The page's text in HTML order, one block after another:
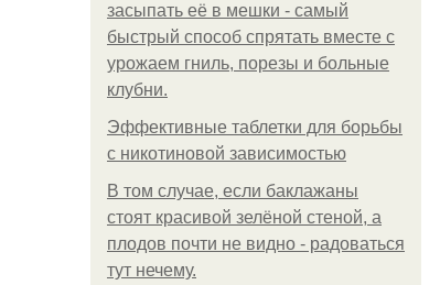
засыпать её в мешки - самый
быстрый способ спрятать вместе с
урожаем гниль, порезы и больные
клубни.
Эффективные таблетки для борьбы
с никотиновой зависимостью
В том случае, если баклажаны
стоят красивой зелёной стеной, а
плодов почти не видно - радоваться
тут нечему.